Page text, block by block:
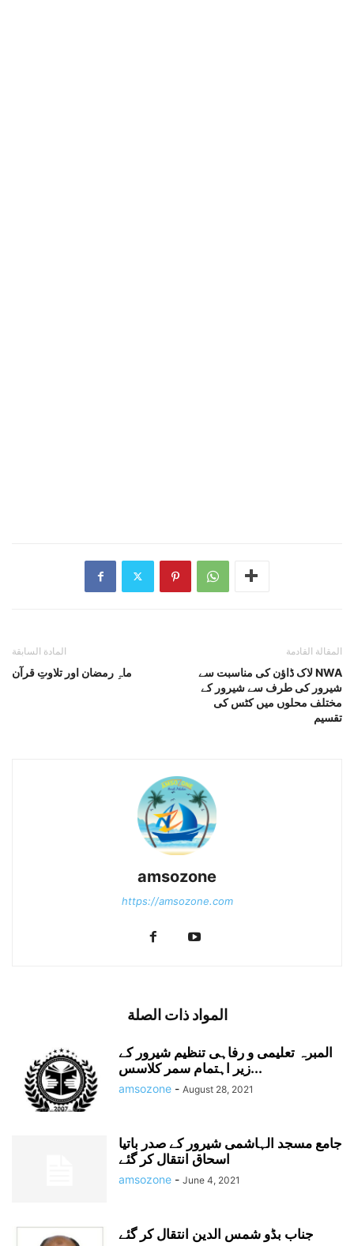
المادة السابقة
ماہِ رمضان اور تلاوتِ قرآن
المقالة القادمة
لاک ڈاؤن کی مناسبت سے NWA
شیرور کی طرف سے شیرور کے
مختلف محلوں میں کٹس کی
تقسیم
amsozone
https://amsozone.com
المواد ذات الصلة
المبرہ تعلیمی و رفاہی تنظیم شیرور کے
زیر اہتمام سمر کلاسس...
amsozone - August 28, 2021
جامع مسجد الہاشمی شیرور کے صدر باتیا
اسحاق انتقال کر گئے
amsozone - June 4, 2021
جناب بڈو شمس الدین انتقال کر گئے